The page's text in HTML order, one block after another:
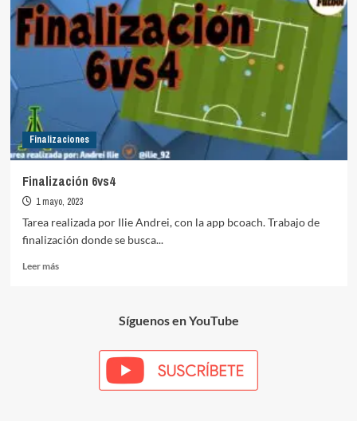
Finalizaciones
Finalización 6vs4
1 mayo, 2023
Tarea realizada por Ilie Andrei, con la app bcoach. Trabajo de
finalización donde se busca...
Leer másLeer
Síguenos en YouTube